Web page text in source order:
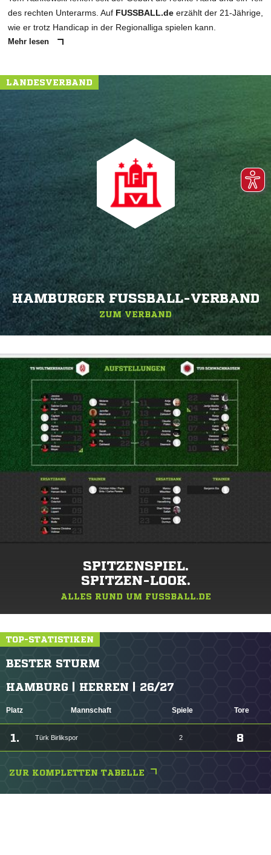
des rechten Unterarms. Auf FUSSBALL.de erzählt der 21-Jährige,
wie er trotz Handicap in der Regionalliga spielen kann.
Mehr lesen
LANDESVERBAND
HAMBURGER FUSSBALL-VERBAND
ZUM VERBAND
SPITZENSPIEL.
SPITZEN-LOOK.
ALLES RUND UM FUSSBALL.DE
TOP-STATISTIKEN
BESTER STURM
HAMBURG | HERREN | 26/27
Platz Mannschaft Spiele Tore
1. Türk Birlikspor 2 8
ZUR KOMPLETTEN TABELLE